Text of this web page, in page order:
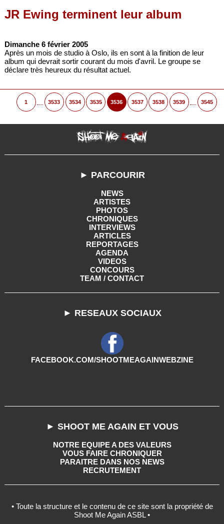
JR Ewing terminent leur album
Dimanche 6 février 2005
Après un mois de studio à Oslo, ils en sont à la finition de leur
album qui devrait sortir courant du mois d'avril. Le groupe se
déclare très heureux du résultat actuel.
1 3533 3534 3535 3536 3537 3538 3539 3545
► PARCOURIR
NEWS
ARTISTES
PHOTOS
CHRONIQUES
INTERVIEWS
ARTICLES
REPORTAGES
AGENDA
VIDEOS
CONCOURS
TEAM / CONTACT
► RESEAUX SOCIAUX
FACEBOOK.COM/SHOOTMEAGAINWEBZINE
► SHOOT ME AGAIN ET VOUS
NOTRE EQUIPE A DES VALEURS
VOUS FAIRE CHRONIQUER
PARAITRE DANS NOS NEWS
RECRUTEMENT
• Toute la structure et le contenu de ce site sont la propriété de
Shoot Me Again ASBL •